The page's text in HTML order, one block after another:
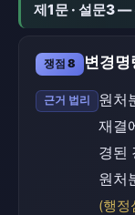
제1문 · 설문3 —
쟁점 8 변경명
근거 법리
원처
재결
경된
원처
(행정